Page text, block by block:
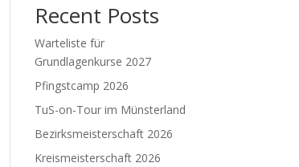
Recent Posts
Warteliste für
Grundlagenkurse 2027
Pfingstcamp 2026
TuS-on-Tour im Münsterland
Bezirksmeisterschaft 2026
Kreismeisterschaft 2026